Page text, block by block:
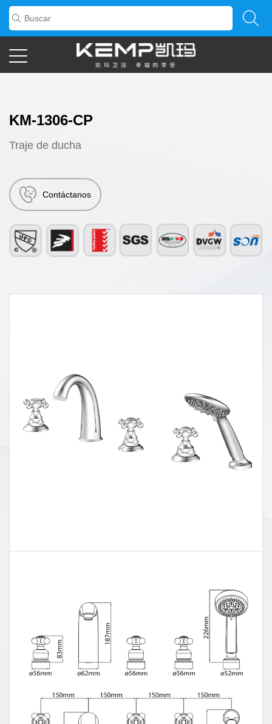
KM-1306-CP
Traje de ducha
Contáctanos